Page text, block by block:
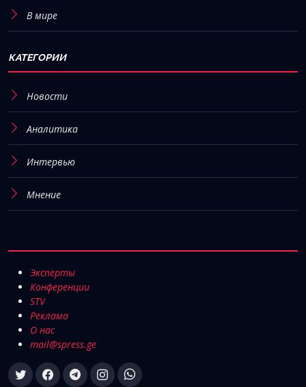
В мире
КАТЕГОРИИ
Новости
Аналитика
Интервью
Мнение
Эксперты
Конференции
STV
Реклама
О нас
mail@spress.ge